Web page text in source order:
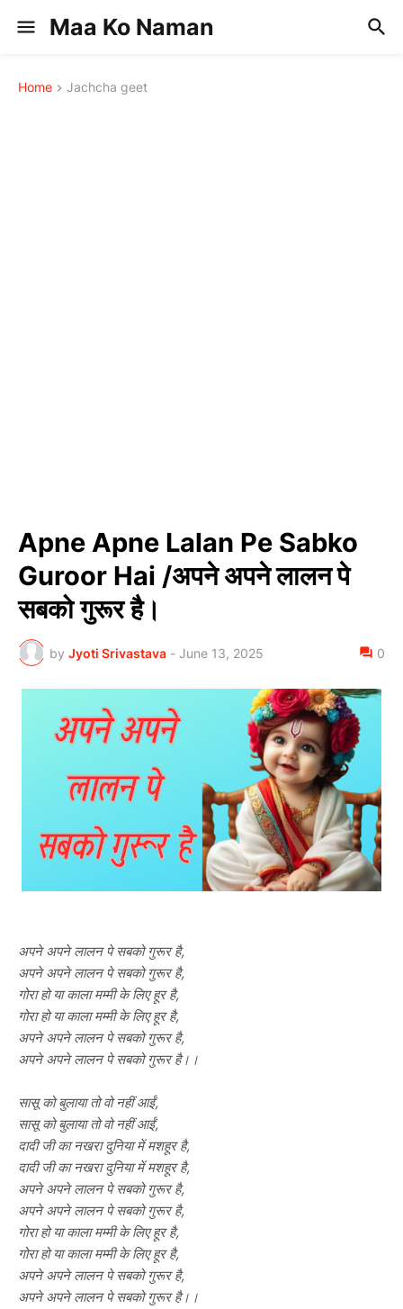
Maa Ko Naman
Home Jachcha geet
Apne Apne Lalan Pe Sabko
Guroor Hai /अपने अपने लालन पे
सबको गुरूर है।
by Jyoti Srivastava - June 13, 2025 0
अपने अपने लालन पे सबको गुरूर है,
अपने अपने लालन पे सबको गुरूर है,
गोरा हो या काला मम्मी के लिए हूर है,
गोरा हो या काला मम्मी के लिए हूर है,
अपने अपने लालन पे सबको गुरूर है,
अपने अपने लालन पे सबको गुरूर है।।
सासू को बुलाया तो वो नहीं आईं,
सासू को बुलाया तो वो नहीं आईं,
दादी जी का नखरा दुनिया में मशहूर है,
दादी जी का नखरा दुनिया में मशहूर है,
अपने अपने लालन पे सबको गुरूर है,
अपने अपने लालन पे सबको गुरूर है,
गोरा हो या काला मम्मी के लिए हूर है,
गोरा हो या काला मम्मी के लिए हूर है,
अपने अपने लालन पे सबको गुरूर है,
अपने अपने लालन पे सबको गुरूर है।।